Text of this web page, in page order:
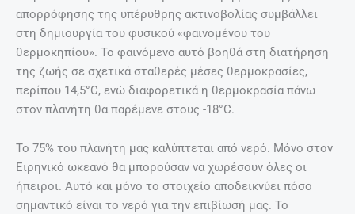
απορρόφησης της υπέρυθρης ακτινοβολίας συμβάλλει
στη δημιουργία του φυσικού «φαινομένου του
θερμοκηπίου». Το φαινόμενο αυτό βοηθά στη διατήρηση
της ζωής σε σχετικά σταθερές μέσες θερμοκρασίες,
περίπου 14,5°C, ενώ διαφορετικά η θερμοκρασία πάνω
στον πλανήτη θα παρέμενε στους -18°C.
Το 75% του πλανήτη μας καλύπτεται από νερό. Μόνο στον
Ειρηνικό ωκεανό θα μπορούσαν να χωρέσουν όλες οι
ήπειροι. Αυτό και μόνο το στοιχείο αποδεικνύει πόσο
σημαντικό είναι το νερό για την επιβίωσή μας. Το